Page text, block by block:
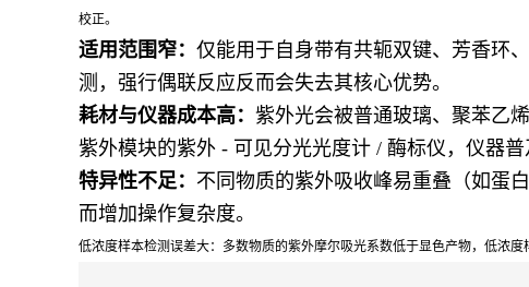
校正。
适用范围窄： 仅能用于自身带有共轭双键、芳香环
测，强行偶联反应反而会失去其核心优势。
耗材与仪器成本高： 紫外光会被普通玻璃、聚苯乙
紫外模块的紫外 - 可见分光光度计 / 酶标仪，仪器普
特异性不足： 不同物质的紫外吸收峰易重叠（如蛋
而增加操作复杂度。
低浓度样本检测误差大：多数物质的紫外摩尔吸光系数低于显色产物，低浓